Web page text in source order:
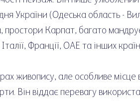
України (Одеська область -
простори Карпат, багато
Франції, ОАЕ та інших
живопису, але особливе місце
Він віддає перевагу